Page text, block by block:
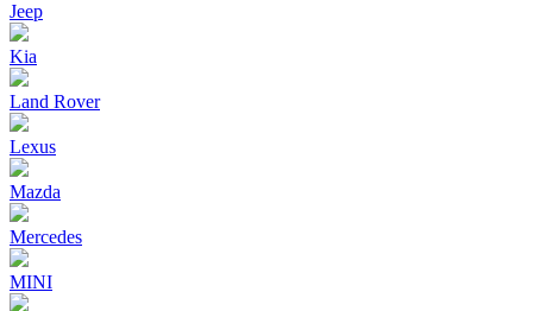
Jeep
Kia
Land Rover
Lexus
Mazda
Mercedes
MINI